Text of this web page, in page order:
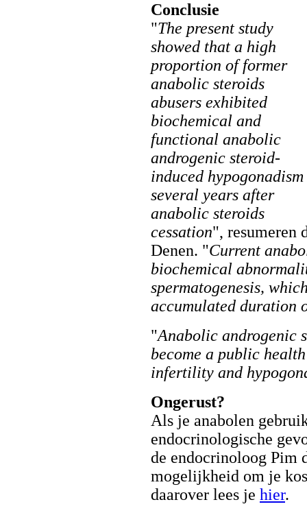
Conclusie
"The present study
showed that a high
proportion of former
anabolic steroids
abusers exhibited
biochemical and
functional anabolic
androgenic steroid-
induced hypogonadism
several years after
anabolic steroids
cessation", resumeren
Denen. "Current
biochemical
spermatogenesis,
accumulated duration
"Anabolic androgenic
become a public
infertility and
Ongerust?
Als je anabolen
endocrinologische
de endocrinoloog Pim
mogelijkheid om je
daarover lees je hier.